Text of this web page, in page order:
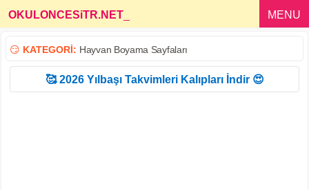
OKULONCESiTR.NET MENU
😏 KATEGORİ: Hayvan Boyama Sayfaları
🥰 2026 Yılbaşı Takvimleri Kalıpları İndir 😍